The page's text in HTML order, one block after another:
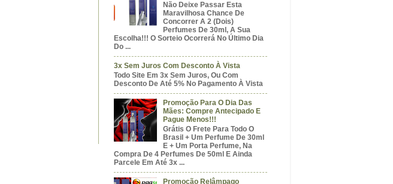
Não Deixe Passar Esta
Maravilhosa Chance De
Concorrer A 2 (dois)
Perfumes De 30ml, A Sua
Escolha!!! O Sorteio Ocorrerá No Último Dia
Do ...
3x Sem Juros Com Desconto À Vista
Todo Site Em 3x Sem Juros, Ou Com
Desconto De Até 5% No Pagamento À Vista
Promoção Para O Dia Das
Mães: Compre Antecipado E
Pague Menos!!!
Grátis O Frete Para Todo O
Brasil + Um Perfume De 30ml
E + Um Porta Perfume, Na
Compra De 4 Perfumes De 50ml E Ainda
Parcele Em Até 3x ...
Promoção Relâmpago